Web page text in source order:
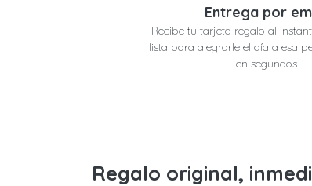
Entrega por
Recibe tu tarjeta regalo al
lista para alegrarle el día a esa
en segundos
Regalo original,